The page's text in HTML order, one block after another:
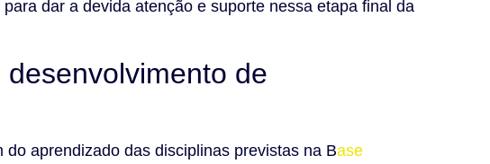
dar a devida atenção e suporte nessa etapa final da
de
aprendizado das disciplinas previstas na Base